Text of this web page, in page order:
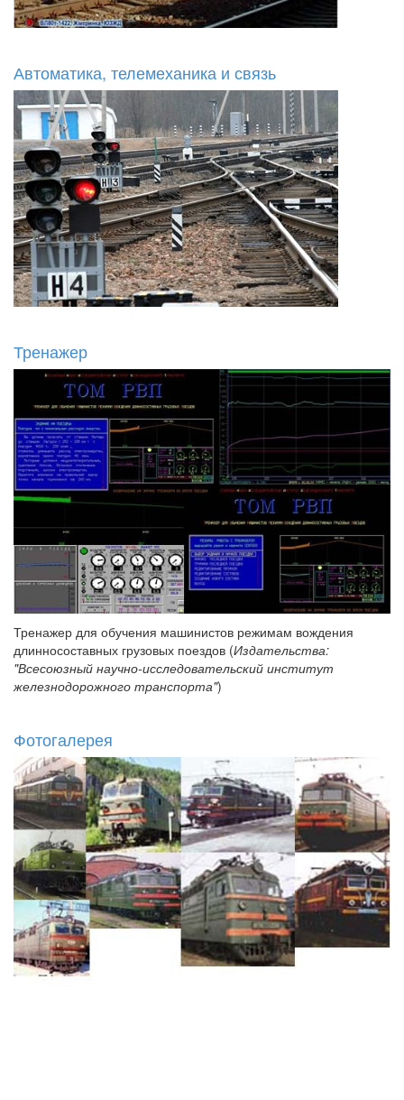
Автоматика, телемеханика и связь
Тренажер
Тренажер для обучения машинистов режимам вождения
длинносоставных грузовых поездов (Издательства:
"Всесоюзный научно-исследовательский институт
железнодорожного транспорта")
Фотогалерея